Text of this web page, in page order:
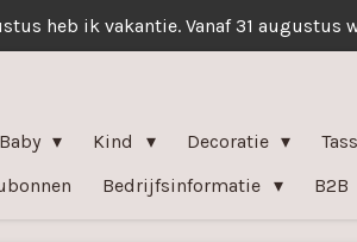
heb ik vakantie. Vanaf 31 augustus
Baby Kind Decoratie
Bedrijfsinformatie B2B